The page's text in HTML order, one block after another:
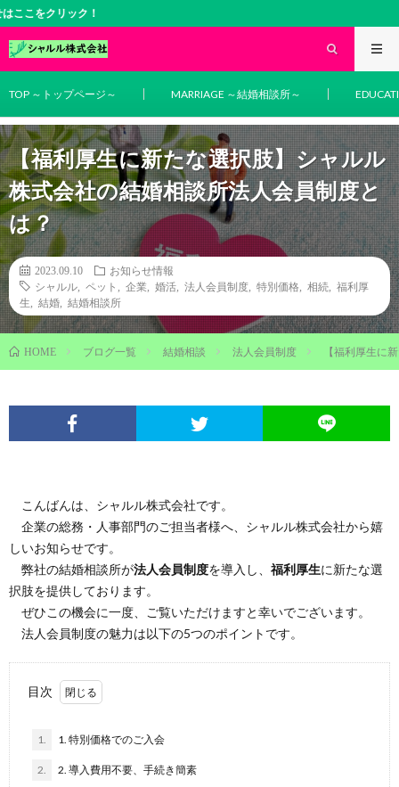
リック！
TOP ～トップページ～ MARRIAGE ～結婚相談所～
【福利厚生に新たな選択肢】シャルル
株式会社の結婚相談所法人会員制度と
は？
2023.09.10
お知らせ情報
シャルル
ペット 企業 婚活 法人会員制度 特別価格 相続
福利厚
生
結婚 結婚相談所
HOME ブログ一覧 結婚相談 法人会員制度 【福利厚生に
こんばんは、シャルル株式会社です。
企業の総務・人事部門のご担当者様へ、シャルル株式会社から嬉
しいお知らせです。
弊社の結婚相談所が法人会員制度を導入し、 福利厚生に新たな選
択肢を提供しております。
ぜひこの機会に一度、ご覧いただけますと幸いでございます。
法人会員制度の魅力は以下の5つのポイントです。
目次
1. 1. 特別価格でのご入会
2. 2. 導入費用不要、手続き簡素